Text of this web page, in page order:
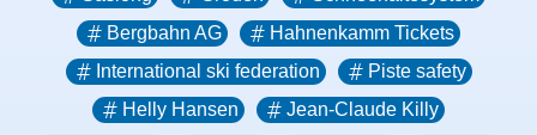
Bergbahn AG
Hahnenkamm Tickets
International ski federation
Piste safety
Helly Hansen
Jean-Claude Killy